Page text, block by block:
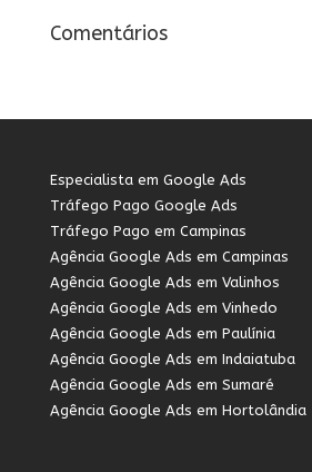
Comentários
Especialista em Google Ads
Tráfego Pago Google Ads
Tráfego Pago em Campinas
Agência Google Ads em Campinas
Agência Google Ads em Valinhos
Agência Google Ads em Vinhedo
Agência Google Ads em Paulínia
Agência Google Ads em Indaiatuba
Agência Google Ads em Sumaré
Agência Google Ads em Hortolândia